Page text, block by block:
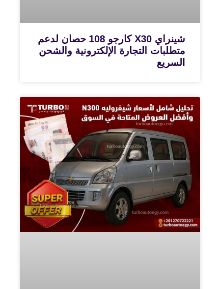
شينراي X30 كارجو 108 حصان لدعم
متطلبات التجارة الإلكترونية والشحن
السريع